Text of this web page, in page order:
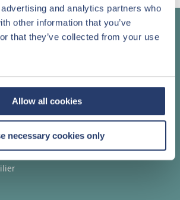
and analytics partners who
other information that you’ve
that they’ve collected from your use
Allow all cookies
necessary cookies only
par e-mail des informations sur
de nos conseillers